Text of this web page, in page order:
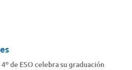
de ESO celebra su graduación